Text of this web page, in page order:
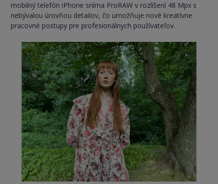
mobilný telefón iPhone sníma ProRAW v rozlíšení 48 Mpx s
nebývalou úrovňou detailov, čo umožňuje nové kreatívne
pracovné postupy pre profesionálnych používateľov.